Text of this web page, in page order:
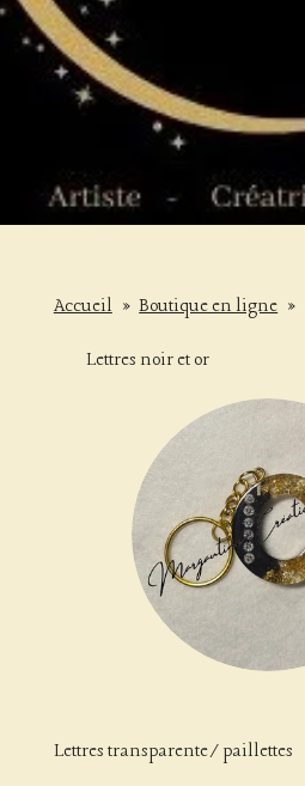
Accueil » Boutique en ligne »
Lettres noir et or
Lettres transparente/paillettes